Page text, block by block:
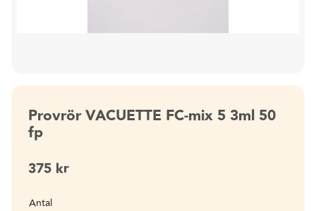
Provrör VACUETTE FC-mix 5 3ml 50
fp
375 kr
Antal